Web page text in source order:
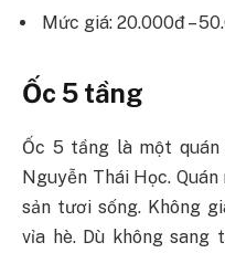
Mức giá: 20.000đ –
Ốc 5 tầng
Ốc 5 tầng là một
Nguyễn Thái Học.
sản tươi sống. Không
vỉa hè. Dù không sang